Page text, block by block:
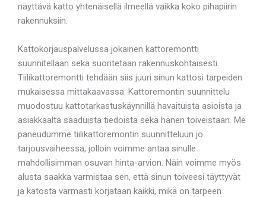
näyttävä katto yhtenäisellä ilmeellä vaikka koko pihapiirin
rakennuksiin.
Kattokorjauspalvelussa jokainen kattoremontti
suunnitellaan sekä suoritetaan rakennuskohtaisesti.
Tiilikattoremontti tehdään siis juuri sinun kattosi tarpeiden
mukaisessa mittakaavassa. Kattoremontin suunnittelu
muodostuu kattotarkastuskäynnillä havaituista asioista ja
asiakkaalta saaduista tiedoista sekä hänen toiveistaan. Me
paneudumme tiilikattoremontin suunnitteluun jo
tarjousvaiheessa, jolloin voimme antaa sinulle
mahdollisimman osuvan hinta-arvion. Näin voimme myös
alusta saakka varmistaa sen, että sinun toiveesi täyttyvät
ja katosta varmasti korjataan kaikki, mikä on tarpeen